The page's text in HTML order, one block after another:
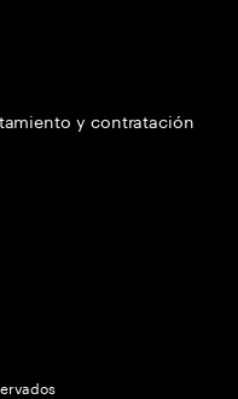
y contratación